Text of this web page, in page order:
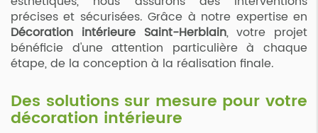
précises et sécurisées. Grâce à notre expertise en
Décoration intérieure Saint-Herblain, votre projet
bénéficie d'une attention particulière à chaque
étape, de la conception à la réalisation finale.
Des solutions sur mesure pour votre
décoration intérieure